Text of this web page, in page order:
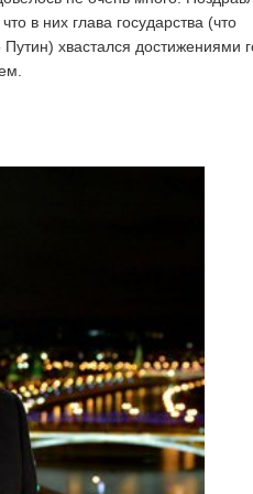
в них глава государства (что
хвастался достижениями